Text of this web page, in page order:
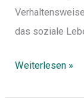
das soziale
Weiterlesen »